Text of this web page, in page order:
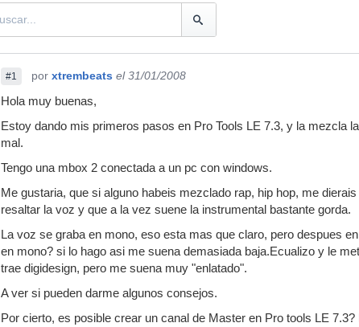
#1 por xtrembeats el 31/01/2008
Hola muy buenas,
Estoy dando mis primeros pasos en Pro Tools LE 7.3, y la mezcla
mal.
Tengo una mbox 2 conectada a un pc con windows.
Me gustaria, que si alguno habeis mezclado rap, hip hop, me
resaltar la voz y que a la vez suene la instrumental bastante gorda.
La voz se graba en mono, eso esta mas que claro, pero despues
en mono? si lo hago asi me suena demasiada baja.Ecualizo y le
trae digidesign, pero me suena muy "enlatado".
A ver si pueden darme algunos consejos.
Por cierto, es posible crear un canal de Master en Pro tools LE